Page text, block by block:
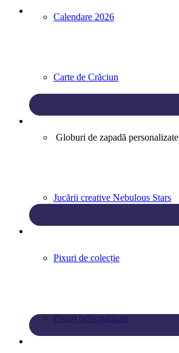
Calendare 2026
Carte de Crăciun
Globuri de zapadă personalizate
Jucării creative Nebulous Stars
Pixuri de colecție
Pixuri personalizate